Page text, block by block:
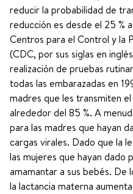
reducir la probabilidad de
reducción es desde el 25 %
Centros para el Control y la
(CDC, por sus siglas en
realización de pruebas
todas las embarazadas en
madres que les transmiten el
alrededor del 85 %. A
para las madres que hayan
cargas virales. Dado que la
las mujeres que hayan dado
amamantar a sus bebés. De
la lactancia materna